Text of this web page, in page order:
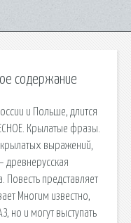
содержание
и Польше, длится
Крылатые фразы.
выражений,
древнерусская
Повесть представляет
Многим известно,
но и могут выступать